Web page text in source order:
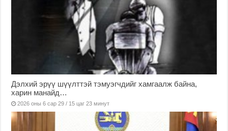
Дэлхий эрүү шүүлттэй тэмуэгчдийг хамгаалж байна,
харин манайд…
2026 оны 6 сар 29 / 15 цаг 23 минут